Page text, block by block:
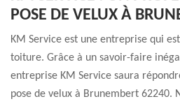
POSE DE VELUX À
KM Service est une entreprise qui
toiture. Grâce à un savoir-faire
entreprise KM Service saura
pose de velux à Brunembert 62240.